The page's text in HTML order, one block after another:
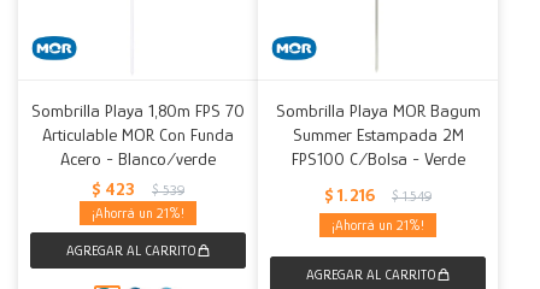
Sombrilla Playa 1,80m FPS 70
Articulable MOR Con Funda
Acero - Blanco/verde
$ 423 $ 539
21
Sombrilla Playa MOR Bagum
Summer Estampada 2M
FPS100 C/Bolsa - Verde
$ 1.216 $ 1.549
21